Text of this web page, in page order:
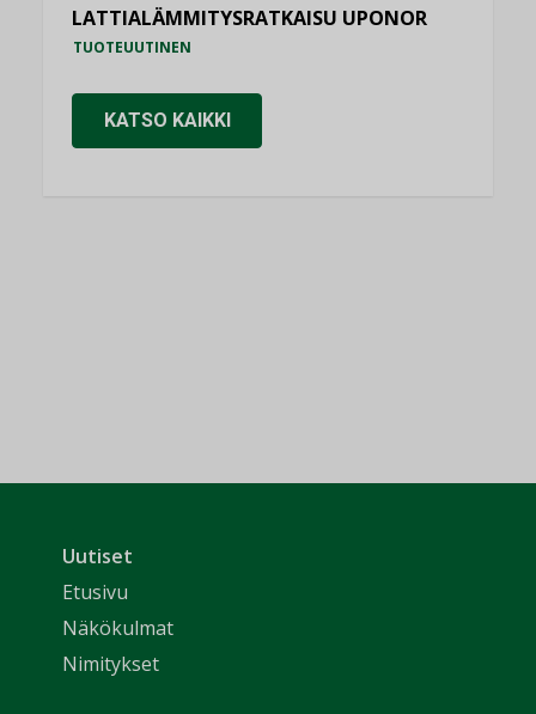
LATTIALÄMMITYSRATKAISU UPONOR
TUOTEUUTINEN
KATSO KAIKKI
Uutiset
Etusivu
Näkökulmat
Nimitykset